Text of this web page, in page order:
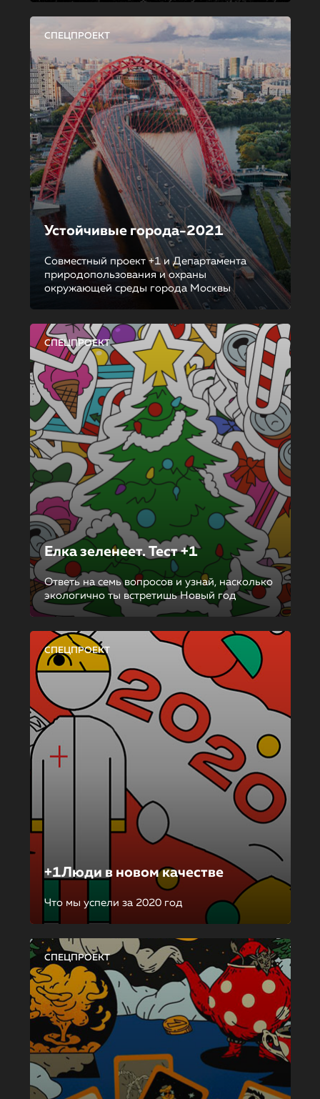
СПЕЦПРОЕКТ
Устойчивые города-2021
Совместный проект +1 и Департамента
природопользования и охраны
окружающей среды города Москвы
СПЕЦПРОЕКТ
Елка зеленеет. Тест +1
Ответь на семь вопросов и узнай, насколько
экологично ты встретишь Новый год
СПЕЦПРОЕКТ
+1Люди в новом качестве
Что мы успели за 2020 год
СПЕЦПРОЕКТ